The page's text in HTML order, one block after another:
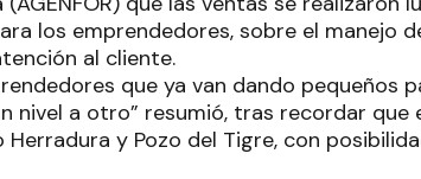
los emprendedores, sobre el manejo
al cliente.
que ya van dando pequeños
nivel a otro” resumió, tras recordar que
y Pozo del Tigre, con